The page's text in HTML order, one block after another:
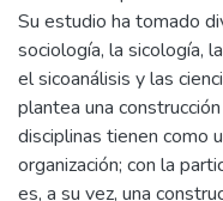
Su estudio ha tomado
sociología, la sicología,
el sicoanálisis y las
plantea una
disciplinas tienen como
organización; con la
es, a su vez, una